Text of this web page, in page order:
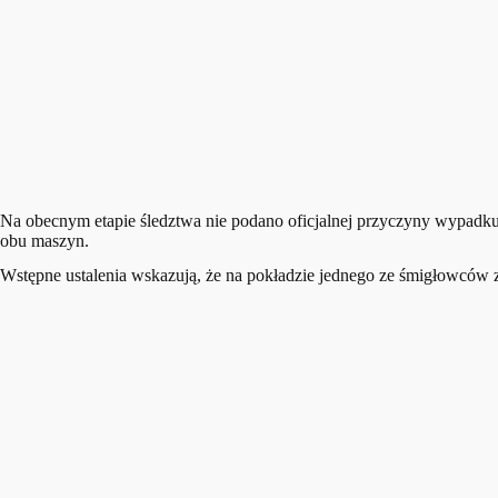
Na obecnym etapie śledztwa nie podano oficjalnej przyczyny
obu maszyn.
Wstępne ustalenia wskazują, że na pokładzie jednego ze